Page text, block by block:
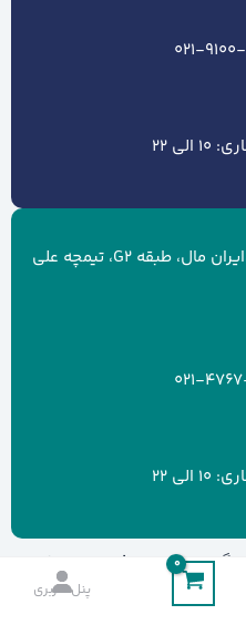
021-
22
تهران، بزرگراه شهید خرازی،ایران مال، طبقه G2، تیمچه علی
021-
22
نقره موذنی می باشد.
پنل کاربری